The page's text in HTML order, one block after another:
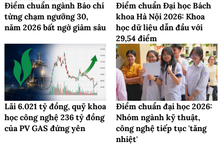
Điểm chuẩn ngành Báo chí
từng chạm ngưỡng 30,
năm 2026 bất ngờ giảm sâu
Điểm chuẩn Đại học Bách
khoa Hà Nội 2026: Khoa
học dữ liệu dẫn đầu với
29,54 điểm
Lãi 6.021 tỷ đồng, quỹ khoa
học công nghệ 236 tỷ đồng
của PV GAS đứng yên
Điểm chuẩn đại học 2026:
Nhóm ngành kỹ thuật,
công nghệ tiếp tục 'tăng
nhiệt'